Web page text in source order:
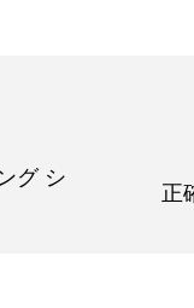
グ シ
正